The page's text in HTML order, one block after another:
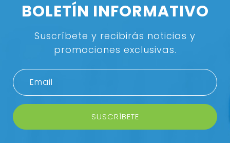
BOLETÍN INFORMATIVO
Suscríbete y recibirás noticias y
promociones exclusivas.
SUSCRÍBETE